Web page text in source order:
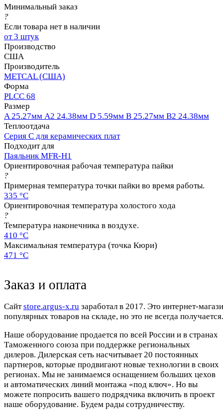
Минимальный заказ
?
Если товара нет в наличии
от 3 штук
Производство
США
Производитель
METCAL (США)
Форма
PLCC 68
Размер
A 25.27мм A2 24.38мм D 5.59мм B 25.27мм B2 24.38мм
Теплоотдача
Серия C для керамических плат
Подходит для
Паяльник MFR-H1
Ориентировочная рабочая температура пайки
?
Примерная температура точки пайки во время работы.
335 °C
Ориентировочная температура холостого хода
?
Температура наконечника в воздухе.
410 °C
Максимальная температура (точка Кюри)
471 °C
Заказ и оплата
Cайтstore.argus-x.ru заработал в 2017. Это интернет-
популярных товаров на складе, но это не всегда
Наше оборудование продается по всей России и в странах
Таможенного союза при поддержке региональных
дилеров. Дилерская сеть насчитывает 20 постоянных
партнеров, которые продвигают новые технологии в своих
регионах. Мы не занимаемся оснащением больших цехов
и автоматических линий монтажа «под ключ». Но вы
можете попросить вашего подрядчика включить в проект
наше оборудование. Будем рады сотрудничеству.